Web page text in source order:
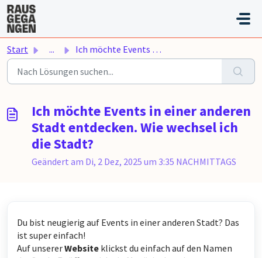
Zum hauptsächlichen Inhalt gehen
Start ... Ich möchte Events in einer anderen Stadt entdecken. Wie w...
Ich möchte Events in einer anderen
Stadt entdecken. Wie wechsel ich
die Stadt?
Geändert am Di, 2 Dez, 2025 um 3:35 NACHMITTAGS
Du bist neugierig auf Events in einer anderen Stadt? Das
ist super einfach!
Auf unsererWebsite klickst du einfach auf den Namen